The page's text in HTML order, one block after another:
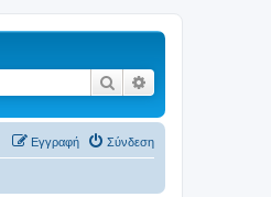
Αναζήτηση
Σύνδεση
Εγγραφή